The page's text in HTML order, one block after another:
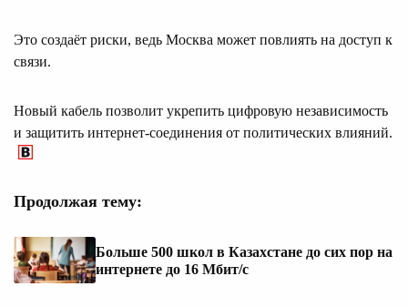
Это создаёт риски, ведь Москва может повлиять на доступ к
связи.
Новый кабель позволит укрепить цифровую независимость
и защитить интернет-соединения от политических влияний.
Продолжая тему:
Больше 500 школ в Казахстане до сих пор на
интернете до 16 Мбит/с